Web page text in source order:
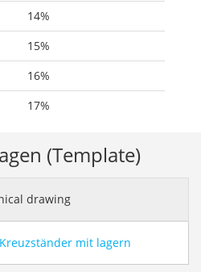
14%
15%
16%
17%
(Template)
drawing
mit lagern